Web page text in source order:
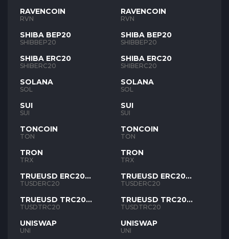
RAVENCOIN
RVN
SHIBA BEP20
SHIBBEP20
SHIBA ERC20
SHIBERC20
SOLANA
SOL
SUI
SUI
TONCOIN
TON
TRON
TRX
TRUEUSD ERC20
TUSD
TUSDERC20
TRUEUSD TRC20
TUSD
TUSDTRC20
UNISWAP
UNI
RAVENCOIN
RVN
SHIBA BEP20
SHIBBEP20
SHIBA ERC20
SHIBERC20
SOLANA
SOL
SUI
SUI
TONCOIN
TON
TRON
TRX
TRUEUSD ERC20
TUSD
TUSDERC20
TRUEUSD TRC20
TUSD
TUSDTRC20
UNISWAP
UNI